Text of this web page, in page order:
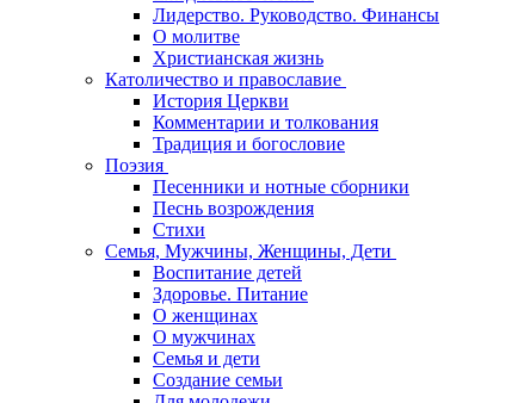
Лидерство. Руководство. Финансы
О молитве
Христианская жизнь
Католичество и православие
История Церкви
Комментарии и толкования
Традиция и богословие
Поэзия
Песенники и нотные сборники
Песнь возрождения
Стихи
Семья, Мужчины, Женщины, Дети
Воспитание детей
Здоровье. Питание
О женщинах
О мужчинах
Семья и дети
Создание семьи